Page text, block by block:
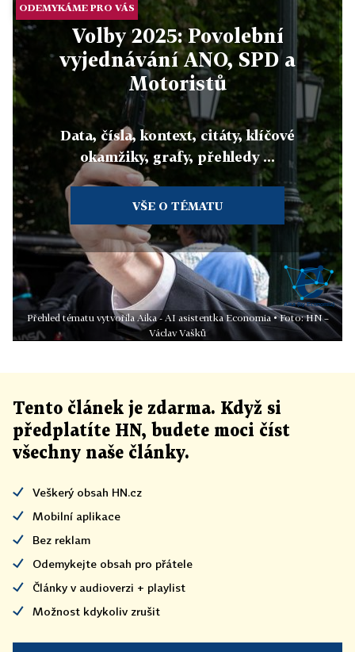
ODEMYKÁME PRO VÁS
Volby 2025: Povolební
vyjednávání ANO, SPD a
Motoristů
Data, čísla, kontext, citáty, klíčové
okamžiky, grafy, přehledy ...
VŠE O TÉMATU
Přehled tématu vytvořila Aika - AI asistentka Economia • Foto: HN –
Václav Vašků
Tento článek je zdarma. Když si
předplatíte HN, budete moci číst
všechny naše články.
Veškerý obsah HN.cz
Mobilní aplikace
Bez reklam
Odemykejte obsah pro přátele
Články v audioverzi + playlist
Možnost kdykoliv zrušit